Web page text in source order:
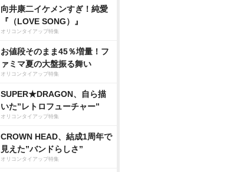
向井康二イケメンすぎ！純愛
『（LOVE SONG）』
オリコンタイアップ特集
お値段そのまま45％増量！フ
ァミマ夏の大盤振る舞い
オリコンタイアップ特集
SUPER★DRAGON、自ら描
いた”レトロフューチャー”
オリコンタイアップ特集
CROWN HEAD、結成1周年で
見えた”バンドらしさ”
オリコンタイアップ特集